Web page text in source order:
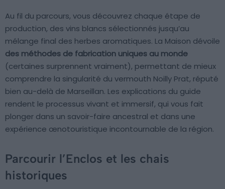
Au fil du parcours, vous découvrez chaque étape de
production, des vins blancs sélectionnés jusqu’au
mélange final des herbes aromatiques. La Maison dévoile
des méthodes de fabrication uniques au monde
(certaines surprennent vraiment), permettant de mieux
comprendre la singularité du vermouth Noilly Prat, réputé
bien au-delà de Marseillan. Les explications du guide
rendent le processus vivant et immersif, qui vous fait
plonger dans un savoir-faire ancestral et dans une
expérience œnotouristique incontournable de la région.
Parcourir l’Enclos et les chais
historiques